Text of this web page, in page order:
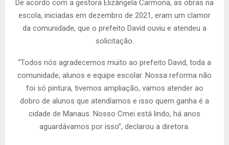
De acordo com a gestora Elizângela Carmona, as obras na
escola, iniciadas em dezembro de 2021, eram um clamor
da comunidade, que o prefeito David ouviu e atendeu a
solicitação.
“Todos nós agradecemos muito ao prefeito David, toda a
comunidade, alunos e equipe escolar. Nossa reforma não
foi só pintura, tivemos ampliação, vamos atender ao
dobro de alunos que atendíamos e isso quem ganha é a
cidade de Manaus. Nosso Cmei está lindo, há anos
aguardávamos por isso”, declarou a diretora.